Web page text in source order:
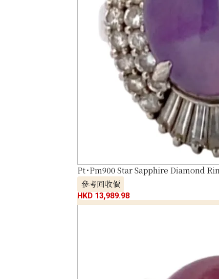
Pt･Pm900 Star Sapphire Diamond
參考回收價
HKD 13,989.98